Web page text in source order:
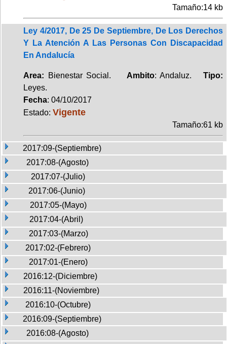
Tamaño:14 kb
Ley 4/2017, De 25 De Septiembre, De Los Derechos
Y La Atención A Las Personas Con Discapacidad
En Andalucía
Area: Bienestar Social. Ambito: Andaluz.Tipo:
Leyes.
Fecha: 04/10/2017
Estado: Vigente
Tamaño:61 kb
2017:09-(Septiembre)
2017:08-(Agosto)
2017:07-(Julio)
2017:06-(Junio)
2017:05-(Mayo)
2017:04-(Abril)
2017:03-(Marzo)
2017:02-(Febrero)
2017:01-(Enero)
2016:12-(Diciembre)
2016:11-(Noviembre)
2016:10-(Octubre)
2016:09-(Septiembre)
2016:08-(Agosto)